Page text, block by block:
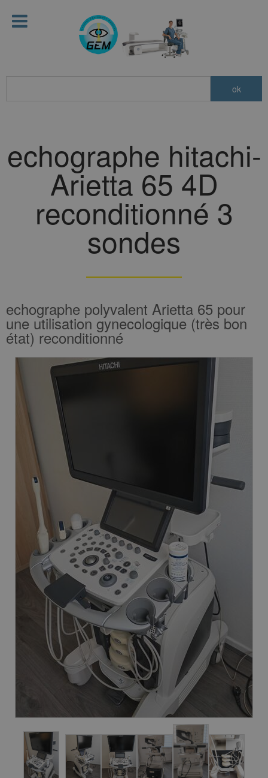
echographe hitachi-
Arietta 65 4D
reconditionné 3
sondes
echographe polyvalent Arietta 65 pour
une utilisation gynecologique (très bon
état) reconditionné